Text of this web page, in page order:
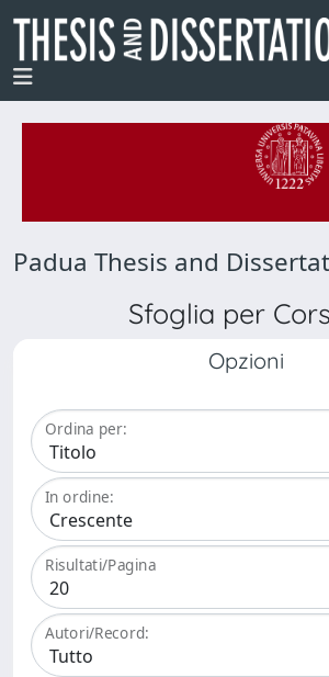
Padua Thesis and
Sfoglia per
Opzioni
Ordina per:
In ordine:
Risultati/Pagina
Autori/Record: